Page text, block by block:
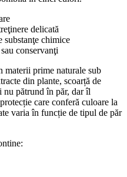
delicată
substanţe chimice
conservanţi
materii prime naturale sub
din plante, scoarță de
nu pătrund în păr, dar îl
care conferă culoare la
varia în funcție de tipul de păr